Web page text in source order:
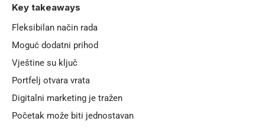
Key takeaways
Fleksibilan način rada
Moguć dodatni prihod
Vještine su ključ
Portfelj otvara vrata
Digitalni marketing je tražen
Početak može biti jednostavan